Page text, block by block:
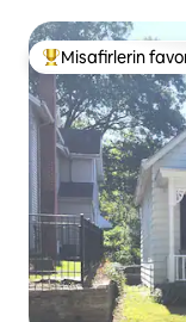
Misafirlerin
Misafirlerin